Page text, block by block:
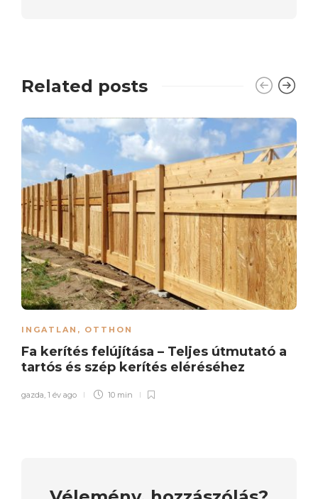
Related posts
INGATLAN , OTTHON
Fa kerítés felújítása – Teljes útmutató a
tartós és szép kerítés eléréséhez
gazda, 1 év ago 10 min